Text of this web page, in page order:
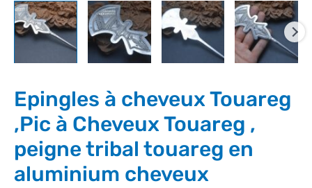
Epingles à cheveux Touareg
,Pic à Cheveux Touareg ,
peigne tribal touareg en
aluminium cheveux
tribal
touareg
en
aluminium
quantity